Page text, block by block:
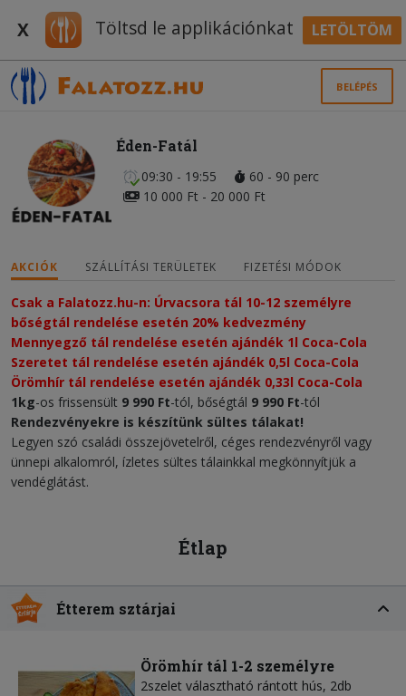
X Töltsd le applikációnkat LETÖLTÖM
BELÉPÉS
Éden-Fatál
09:30 - 19:55
60 - 90 perc
10 000 Ft - 20 000 Ft
AKCIÓK SZÁLLÍTÁSI TERÜLETEK FIZETÉSI MÓDOK
Csak a Falatozz.hu-n: Úrvacsora tál 10-12 személyre
bőségtál rendelése esetén 20% kedvezmény​
Mennyegző tál rendelése esetén ajándék 1l Coca-Cola
Szeretet tál rendelése esetén ajándék 0,5l Coca-Cola
Örömhír tál rendelése esetén ajándék 0,33l Coca-Cola
1kg-os frissensült 9 990 Ft-tól, bőségtál 9 990 Ft-tól
Rendezvényekre is készítünk sültes tálakat!
Legyen szó családi összejövetelről, céges rendezvényről vagy
ünnepi alkalomról, ízletes sültes tálainkkal megkönnyítjük a
vendéglátást.
Étlap
Étterem sztárjai
Örömhír tál 1-2 személyre
2szelet választható rántott hús, 2db